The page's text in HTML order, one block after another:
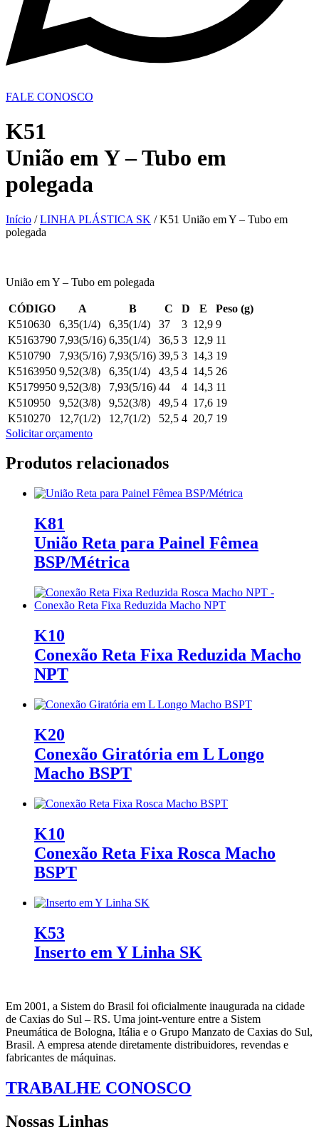
FALE CONOSCO
K51
União em Y – Tubo em
polegada
Início /LINHA PLÁSTICA SK / K51 União em Y – Tubo em
polegada
União em Y – Tubo em polegada
CÓDIGO A B C D E
Peso (g)
K510630
6,35(1/4) 6,35(1/4) 37 3 12,9 9
K5163790 7,93(5/16) 6,35(1/4) 36,5 3 12,9 11
K510790
7,93(5/16) 7,93(5/16) 39,5 3 14,3 19
K5163950 9,52(3/8) 6,35(1/4) 43,5 4 14,5 26
K5179950 9,52(3/8) 7,93(5/16) 44 4 14,3 11
K510950
9,52(3/8) 9,52(3/8) 49,5 4 17,6 19
K510270
12,7(1/2) 12,7(1/2) 52,5 4 20,7 19
Solicitar orçamento
Produtos relacionados
K81
União Reta para Painel Fêmea
BSP/Métrica
K10
Conexão Reta Fixa Reduzida Macho
NPT
K20
Conexão Giratória em L Longo
Macho BSPT
K10
Conexão Reta Fixa Rosca Macho
BSPT
K53
Inserto em Y Linha SK
Em 2001, a Sistem do Brasil foi oficialmente inaugurada na cidade
de Caxias do Sul – RS. Uma joint-venture entre a Sistem
Pneumática de Bologna, Itália e o Grupo Manzato de Caxias do Sul,
Brasil. A empresa atende diretamente distribuidores, revendas e
fabricantes de máquinas.
TRABALHE CONOSCO
Nossas Linhas